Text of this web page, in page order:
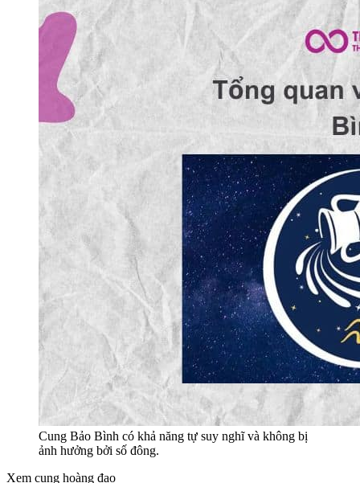
Cung Bảo Bình có khả năng tự suy nghĩ và không bị
ảnh hưởng bởi số đông.
Xem cung hoàng đạo